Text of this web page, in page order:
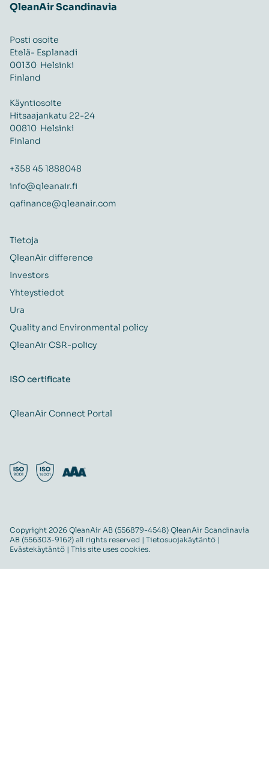
QleanAir Scandinavia
Posti osoite
Etelä- Esplanadi
00130 Helsinki
Finland
Käyntiosoite
Hitsaajankatu 22-24
00810 Helsinki
Finland
+358 45 1888048
info@qleanair.fi
qafinance@qleanair.com
Tietoja
QleanAir difference
Investors
Yhteystiedot
Ura
Quality and Environmental policy
QleanAir CSR-policy
ISO certificate
QleanAir Connect Portal
Copyright 2026 QleanAir AB (556879-4548) QleanAir Scandinavia
AB (556303-9162) all rights reserved | Tietosuojakäytäntö |
Evästekäytäntö | This site uses cookies.